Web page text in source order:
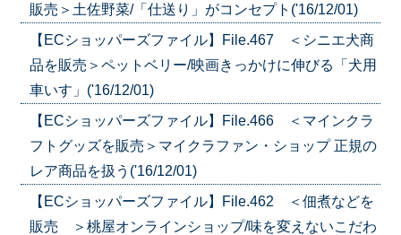
販売＞土佐野菜/「仕送り」がコンセプト('16/12/01)
【ECショッパーズファイル】File.467 ＜シニエ犬商
品を販売＞ペットベリー/映画きっかけに伸びる「犬用
車いす」('16/12/01)
【ECショッパーズファイル】File.466 ＜マインクラ
フトグッズを販売＞マイクラファン・ショップ 正規の
レア商品を扱う('16/12/01)
【ECショッパーズファイル】File.462 ＜佃煮などを
販売 ＞桃屋オンラインショップ/味を変えないこだわ